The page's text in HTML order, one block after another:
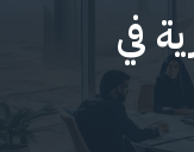
في